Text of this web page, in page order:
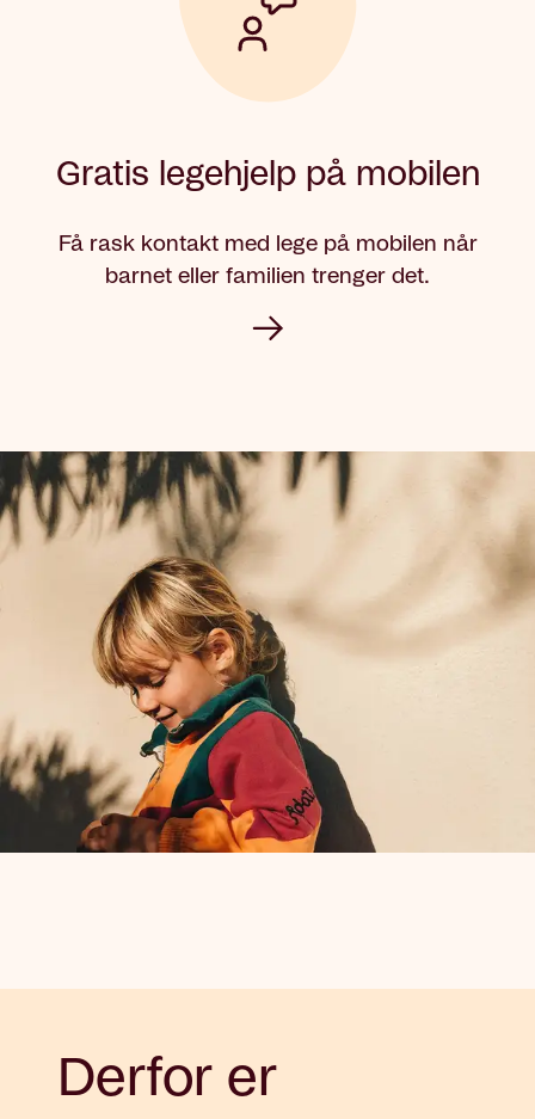
Gratis legehjelp på mobilen
Få rask kontakt med lege på mobilen når
barnet eller familien trenger det.
Derfor er